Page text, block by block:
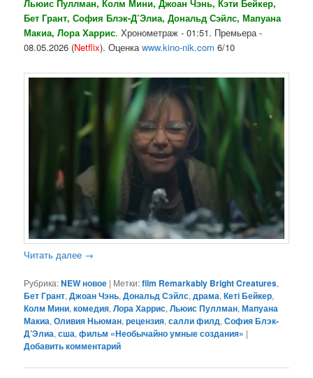
Льюис Пуллман, Колм Мини, Джоан Чэнь, Кэти Бейкер,
Бет Грант, София Блэк-Д’Элиа, Дональд Сэйлс, Мапуана
Макиа, Лора Харрис. Хронометраж - 01:51. Премьера -
08.05.2026 (Netflix). Оценкаwww.kino-nik.com 6/10
Читать далее →
Рубрика:NEW новое | Метки:film Remarkably Bright Creatures,
Бет Грант,Джоан Чэнь,Дональд Сэйлс,драма,Кеті Бейкер,
Колм Мини,комедия,Лора Харрис,Льюис Пуллман,Мапуана
Макиа,Оливия Ньюман,рецензия,салли филд,София Блэк-
Д’Элиа,сша,фильм «Необычайно умные создания» |
Добавить комментарий